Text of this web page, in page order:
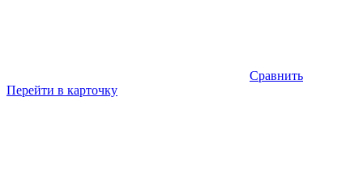
Сравнить
Перейти в карточку